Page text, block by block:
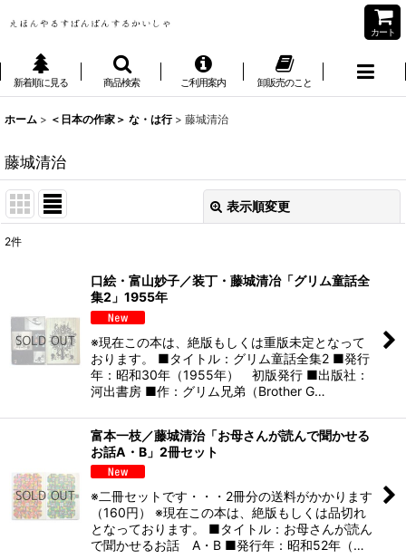
カート
新着順に見る 商品検索 ご利用案内 卸販売のこと
ホーム > ＜日本の作家＞ な・は行 > 藤城清治
藤城清治
表示順変更
絞り込む
2件
口絵・富山妙子／装丁・藤城清冶「グリム童話全
集2」1955年
※現在この本は、絶版もしくは重版未定となって
おります。 ■タイトル：グリム童話全集2 ■発行
年：昭和30年（1955年） 初版発行 ■出版社：
河出書房 ■作：グリム兄弟（Brother G…
富本一枝／藤城清治「お母さんが読んで聞かせる
お話A・B」2冊セット
※二冊セットです・・・2冊分の送料がかかります
（160円） ※現在この本は、絶版もしくは品切れ
となっております。 ■タイトル：お母さんが読ん
で聞かせるお話 A・B ■発行年：昭和52年（…